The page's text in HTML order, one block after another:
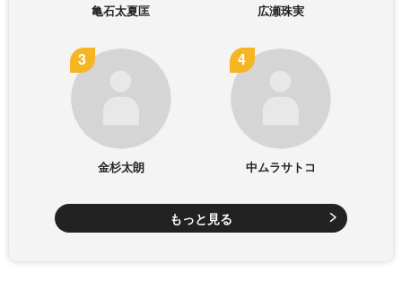
亀石太夏匡 広瀬珠実
金杉太朗 中ムラサトコ
もっと見る